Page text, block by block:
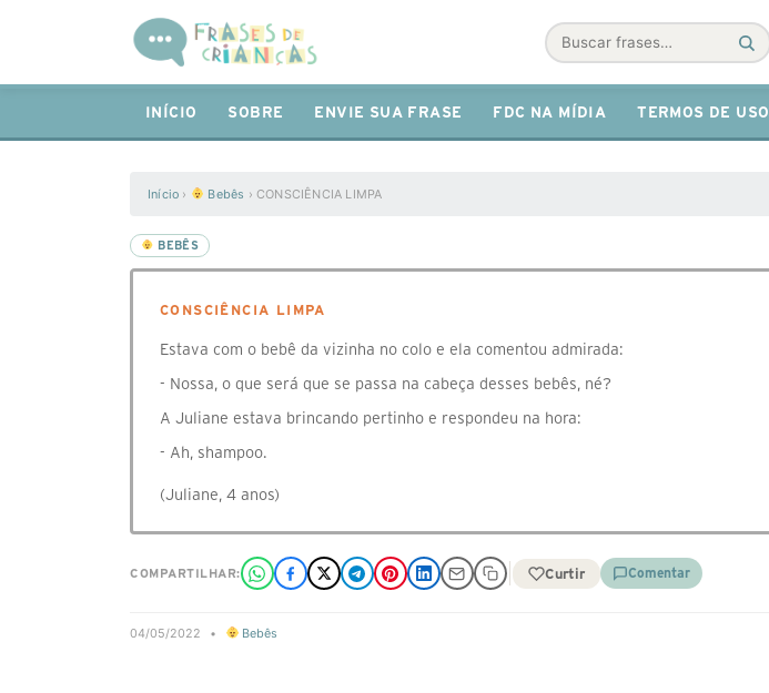
Buscar
INÍCIO SOBRE ENVIE SUA FRASE FDC NA MÍDIA TERMOS DE USO
Início › Bebês › CONSCIÊNCIA LIMPA
BEBÊS
CONSCIÊNCIA LIMPA
Estava com o bebê da vizinha no colo e ela comentou admirada:
- Nossa, o que será que se passa na cabeça desses bebês, né?
A Juliane estava brincando pertinho e respondeu na hora:
- Ah, shampoo.
(Juliane, 4 anos)
COMPARTILHAR: Curtir Comentar
04/05/2022 • Bebês